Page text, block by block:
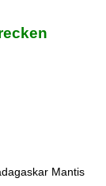
Mantis